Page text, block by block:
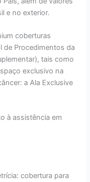
e no exterior.
coberturas
de Procedimentos da
tais como
exclusivo na
a Ala Exclusive
à assistência em
cobertura para